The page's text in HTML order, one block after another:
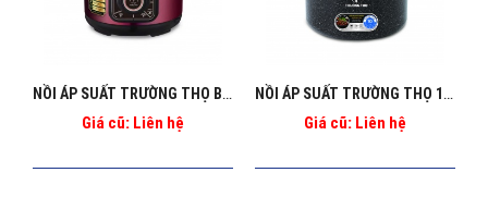
NỒI ÁP SUẤT TRƯỜNG THỌ BA_1269
Giá cũ: Liên hệ
NỒI ÁP SUẤT TRƯỜNG THỌ 10L BA - 130 ĐEN
Giá cũ: Liên hệ